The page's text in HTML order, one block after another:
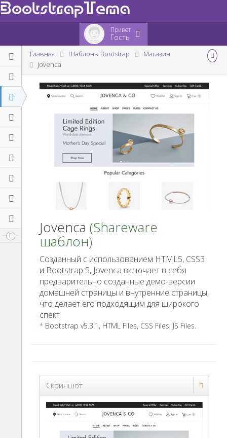
BootstrapTema
Привет
Гость
Главная Шаблоны Bootstrap
Магазин
Jovenca
Jovenca (Shareware
шаблон)
Созданный с использованием HTML5, CSS3
и Bootstrap 5, Jovenca включает в себя
предварительно созданные демо-версии
домашней страницы и внутренние страницы,
что делает его подходящим для широкого
спект
* Bootstrap v5.3.1, HTML Files, CSS Files, JS Files.
Скриншот